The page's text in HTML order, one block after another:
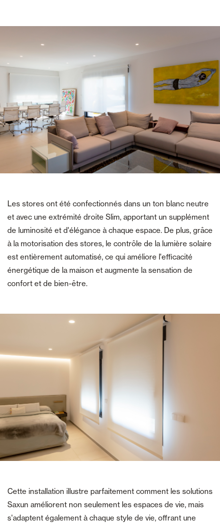
Les stores ont été confectionnés dans un ton blanc neutre
et avec une extrémité droite Slim, apportant un supplément
de luminosité et d'élégance à chaque espace. De plus, grâce
à la motorisation des stores, le contrôle de la lumière solaire
est entièrement automatisé, ce qui améliore l'efficacité
énergétique de la maison et augmente la sensation de
confort et de bien-être.
Cette installation illustre parfaitement comment les solutions
Saxun améliorent non seulement les espaces de vie, mais
s'adaptent également à chaque style de vie, offrant une